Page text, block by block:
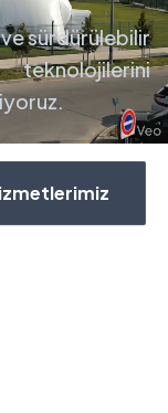
sürdürülebilir